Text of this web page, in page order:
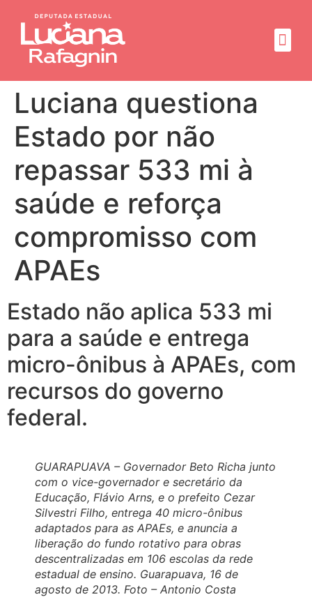
Luciana questiona
Estado por não
repassar 533 mi à
saúde e reforça
compromisso com
APAEs
Estado não aplica 533 mi
para a saúde e entrega
micro-ônibus à APAEs, com
recursos do governo
federal.
GUARAPUAVA – Governador Beto Richa junto
com o vice-governador e secretário da
Educação, Flávio Arns, e o prefeito Cezar
Silvestri Filho, entrega 40 micro-ônibus
adaptados para as APAEs, e anuncia a
liberação do fundo rotativo para obras
descentralizadas em 106 escolas da rede
estadual de ensino. Guarapuava, 16 de
agosto de 2013. Foto – Antonio Costa